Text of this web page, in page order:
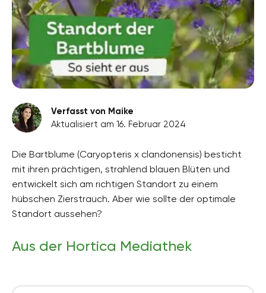
Verfasst von Maike
Aktualisiert am 16. Februar 2024
Die Bartblume (Caryopteris x clandonensis) besticht
mit ihren prächtigen, strahlend blauen Blüten und
entwickelt sich am richtigen Standort zu einem
hübschen Zierstrauch. Aber wie sollte der optimale
Standort aussehen?
Aus der Hortica Mediathek